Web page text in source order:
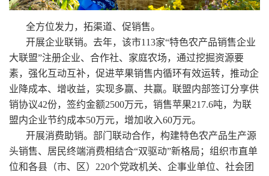
全方位发力，拓渠道、促销售。
开展企业联销。去年，该市113家“特色农产品销售企业
大联盟”注册企业、合作社、家庭农场，通过挖掘资源要
素，强化互动互补，促进苹果销售内循环有效运转，推动企
业降成本、增收益，实现多赢、共赢。联盟内部签订分享供
销协议42份，签约金额2500万元，销售苹果217.6吨，为联
盟内企业节约成本50万元，增加收入60万元。
开展消费助销。部门联动合作，构建特色农产品生产源
头销售、居民终端消费相结合“双驱动”新格局；组织市直单
位和各县（市、区）220个党政机关、企事业单位、社会团